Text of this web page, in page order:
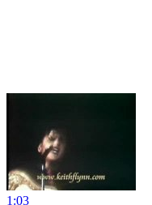
1:03